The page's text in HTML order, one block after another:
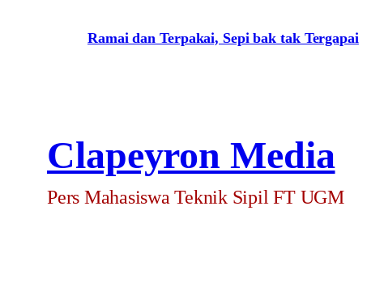
Ramai dan Terpakai, Sepi bak tak Tergapai
Clapeyron Media
Pers Mahasiswa Teknik Sipil FT UGM